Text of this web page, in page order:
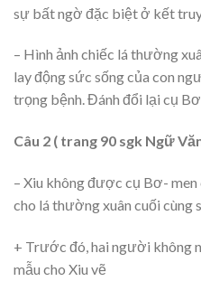
sự bất ngờ đặc biệt ở kết
– Hình ảnh chiếc lá thường
lay động sức sống của con
trọng bệnh. Đánh đổi lại cụ
Câu 2 ( trang 90 sgk Ngữ
– Xiu không được cụ Bơ-
cho lá thường xuân cuối cùng
+ Trước đó, hai người không
mẫu cho Xiu vẽ